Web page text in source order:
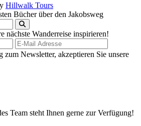
Hillwalk Tours
Bücher über den Jakobsweg
nächste Wanderreise inspirieren!
Newsletter, akzeptieren Sie unsere
Team steht Ihnen gerne zur Verfügung!